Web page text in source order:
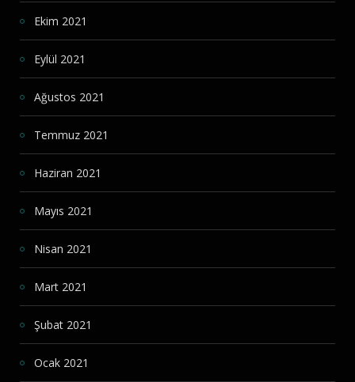
Ekim 2021
Eylül 2021
Ağustos 2021
Temmuz 2021
Haziran 2021
Mayıs 2021
Nisan 2021
Mart 2021
Şubat 2021
Ocak 2021